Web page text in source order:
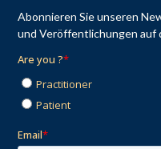
Abonnieren Sie unseren
und Veröffentlichungen auf